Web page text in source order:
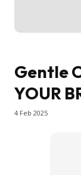
Gentle
YOUR
4 Feb 2025